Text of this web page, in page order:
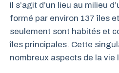
Il s’agit d’un lieu au milieu
formé par environ 137 îles
seulement sont habités et
îles principales. Cette
nombreux aspects de la vie